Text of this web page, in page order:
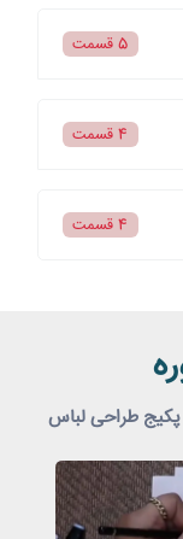
5 قسمت
4 قسمت
4 قسمت
پکیج طراحی لباس